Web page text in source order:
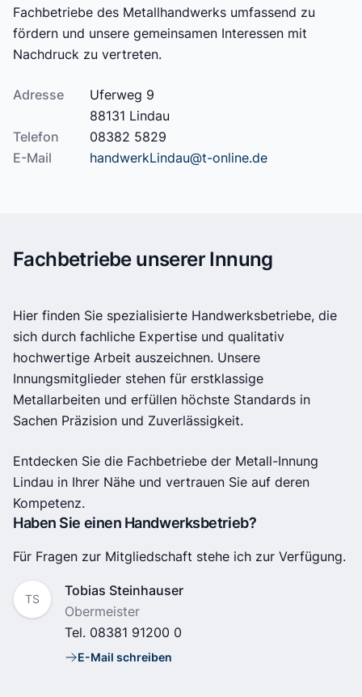
Fachbetriebe des Metallhandwerks umfassend zu
fördern und unsere gemeinsamen Interessen mit
Nachdruck zu vertreten.
Adresse
Uferweg 9
88131 Lindau
Telefon
08382 5829
E-Mail
handwerkLindau@t-online.de
Fachbetriebe unserer Innung
Hier finden Sie spezialisierte Handwerksbetriebe, die
sich durch fachliche Expertise und qualitativ
hochwertige Arbeit auszeichnen. Unsere
Innungsmitglieder stehen für erstklassige
Metallarbeiten und erfüllen höchste Standards in
Sachen Präzision und Zuverlässigkeit.
Entdecken Sie die Fachbetriebe der Metall-Innung
Lindau in Ihrer Nähe und vertrauen Sie auf deren
Kompetenz.
Haben Sie einen Handwerksbetrieb?
Für Fragen zur Mitgliedschaft stehe ich zur Verfügung.
TS
Name
Tobias Steinhauser
Position
Obermeister
Tel. 08381 91200 0
E-Mail
E-Mail schreiben